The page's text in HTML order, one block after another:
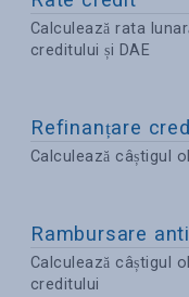
Calculează rata
creditului și DAE
Refinanțare
Calculează câștigul
Rambursare
Calculează câștigul
creditului